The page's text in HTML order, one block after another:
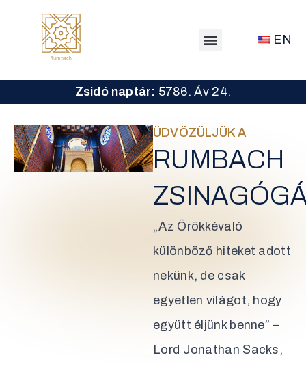
EN
Zsidó naptár: 5786. Áv 24.
„Az Örökkévaló
különböző hiteket adott
nekünk, de csak
egyetlen világot, hogy
együtt éljünk benne” –
Lord Jonathan Sacks,
ÜDVÖZÜLJÜK A
RUMBACH